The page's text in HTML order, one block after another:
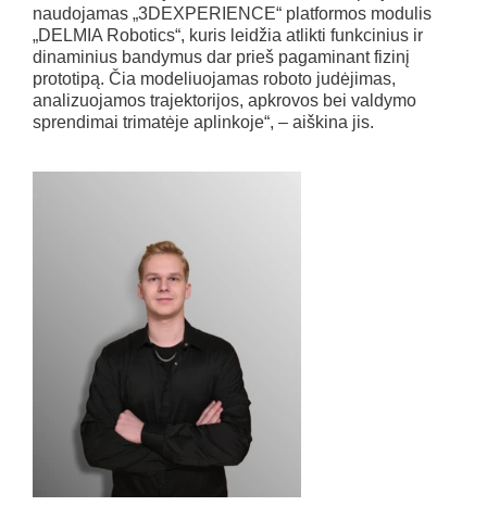
naudojamas „3DEXPERIENCE“ platformos modulis
„DELMIA Robotics“, kuris leidžia atlikti funkcinius ir
dinaminius bandymus dar prieš pagaminant fizinį
prototipą. Čia modeliuojamas roboto judėjimas,
analizuojamos trajektorijos, apkrovos bei valdymo
sprendimai trimatėje aplinkoje“, – aiškina jis.